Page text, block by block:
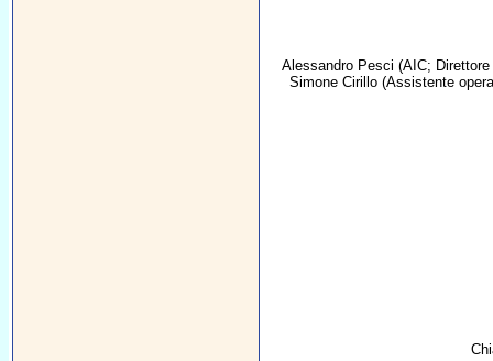
Alessandro Pesci (AIC;
Simone Cirillo (Assistente